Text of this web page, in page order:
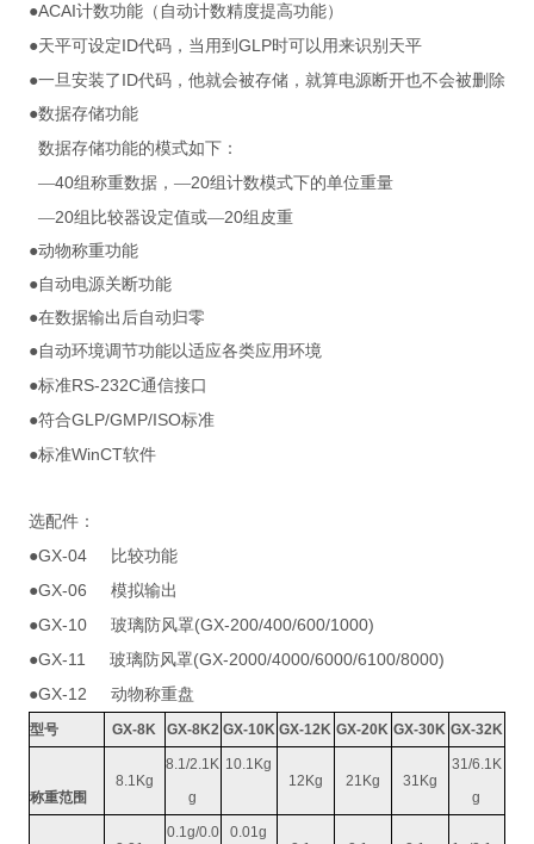
●ACAI计数功能（自动计数精度提高功能）
●天平可设定ID代码，当用到 GLP时可以用来识别天平
●一旦安装了 ID代码，他就会被存储，就算电源断开也不会被删除
●数据存储功能
数据存储功能的模式如下：
—40组称重数据，—20组计数模式下的单位重量
—20组比较器设定值或—20组皮重
●动物称重功能
●自动电源关断功能
●在数据输出后自动归零
●自动环境调节功能以适应各类应用环境
●标准RS-232C通信接口
●符合GLP/GMP/ISO标准
●标准WinCT软件
选配件：
●GX-04
比较功能
●GX-06 模拟输出
●GX-10 玻璃防风罩(GX-200/400/600/1000)
●GX-11 玻璃防风罩(GX-2000/4000/6000/6100/8000)
●GX-12 动物称重盘
型号 GX-8K GX-8K2 GX-10K GX-12K GX-20K GX-30K GX-32K
称重范围
8.1Kg
8.1/2.1K
g
10.1Kg
12Kg
21Kg 31Kg
31/6.1K
g
0.1g/0.0
0.01g